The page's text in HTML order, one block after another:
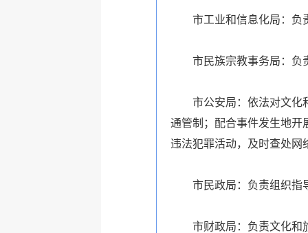
市工业和信息化局：负
市民族宗教事务局：负
市公安局：依法对文化
通管制；配合事件发生地开
违法犯罪活动，及时查处网
市民政局：负责组织指
市财政局：负责文化和